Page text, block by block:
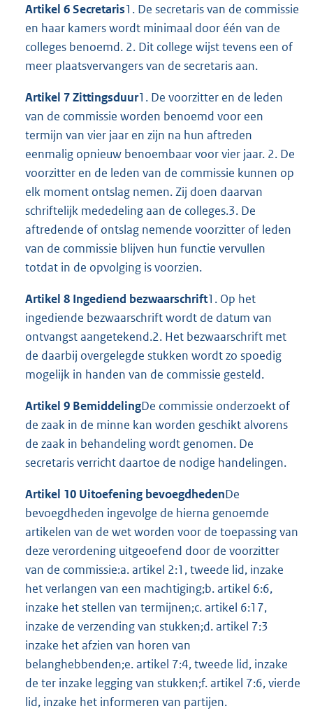
Artikel 6 Secretaris1. De secretaris van de commissie
en haar kamers wordt minimaal door één van de
colleges benoemd. 2. Dit college wijst tevens een of
meer plaatsvervangers van de secretaris aan.
Artikel 7 Zittingsduur1. De voorzitter en de leden
van de commissie worden benoemd voor een
termijn van vier jaar en zijn na hun aftreden
eenmalig opnieuw benoembaar voor vier jaar. 2. De
voorzitter en de leden van de commissie kunnen op
elk moment ontslag nemen. Zij doen daarvan
schriftelijk mededeling aan de colleges.3. De
aftredende of ontslag nemende voorzitter of leden
van de commissie blijven hun functie vervullen
totdat in de opvolging is voorzien.
Artikel 8 Ingediend bezwaarschrift1. Op het
ingediende bezwaarschrift wordt de datum van
ontvangst aangetekend.2. Het bezwaarschrift met
de daarbij overgelegde stukken wordt zo spoedig
mogelijk in handen van de commissie gesteld.
Artikel 9 BemiddelingDe commissie onderzoekt of
de zaak in de minne kan worden geschikt alvorens
de zaak in behandeling wordt genomen. De
secretaris verricht daartoe de nodige handelingen.
Artikel 10 Uitoefening bevoegdhedenDe
bevoegdheden ingevolge de hierna genoemde
artikelen van de wet worden voor de toepassing van
deze verordening uitgeoefend door de voorzitter
van de commissie:a. artikel 2:1, tweede lid, inzake
het verlangen van een machtiging;b. artikel 6:6,
inzake het stellen van termijnen;c. artikel 6:17,
inzake de verzending van stukken;d. artikel 7:3
inzake het afzien van horen van
belanghebbenden;e. artikel 7:4, tweede lid, inzake
de ter inzake legging van stukken;f. artikel 7:6, vierde
lid, inzake het informeren van partijen.